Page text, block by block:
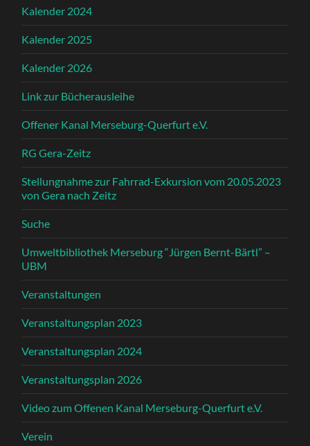
Kalender 2024
Kalender 2025
Kalender 2026
Link zur Bücherausleihe
Offener Kanal Merseburg-Querfurt e.V.
RG Gera-Zeitz
Stellungnahme zur Fahrrad-Exkursion vom 20.05.2023
von Gera nach Zeitz
Suche
Umweltbibliothek Merseburg “Jürgen Bernt-Bärtl” –
UBM
Veranstaltungen
Veranstaltungsplan 2023
Veranstaltungsplan 2024
Veranstaltungsplan 2026
Video zum Offenen Kanal Merseburg-Querfurt e.V.
Verein